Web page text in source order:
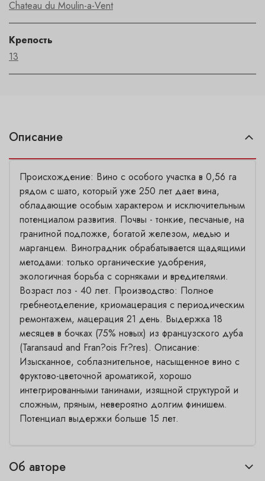
Chateau du Moulin-a-Vent
Крепость
13
Описание
Происхождение: Вино с особого участка в 0,56 га
рядом с шато, который уже 250 лет дает вина,
обладающие особым характером и исключительным
потенциалом развития. Почвы - тонкие, песчаные, на
гранитной подложке, богатой железом, медью и
марганцем. Виноградник обрабатывается щадящими
методами: только органические удобрения,
экологичная борьба с сорняками и вредителями.
Возраст лоз - 40 лет. Производство: Полное
гребнеотделение, криомацерация с периодическим
ремонтажем, мацерация 21 день. Выдержка 18
месяцев в бочках (75% новых) из французского дуба
(Taransaud and Fran?ois Fr?res). Описание:
Изысканное, соблазнительное, насыщенное вино с
фруктово-цветочной ароматикой, хорошо
интегрированными танинами, изящной структурой и
сложным, пряным, невероятно долгим финишем.
Потенциал выдержки больше 15 лет.
Об авторе